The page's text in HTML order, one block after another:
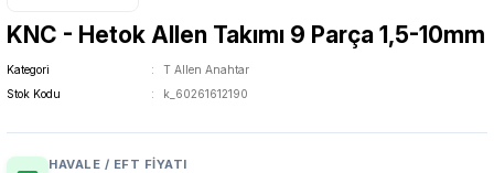
KNC - Hetok Allen Takımı 9 Parça 1,5-10mm
Kategori
T Allen Anahtar
Stok Kodu
k_60261612190
HAVALE / EFT FIYATI